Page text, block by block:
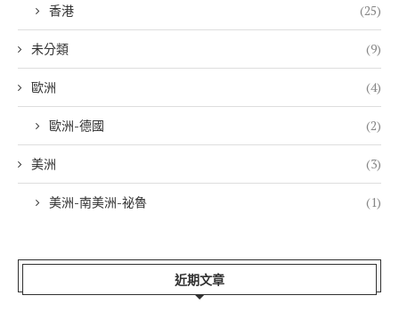
香港 (25)
未分類 (9)
歐洲 (4)
歐洲-德國 (2)
美洲 (3)
美洲-南美洲-祕魯 (1)
近期文章